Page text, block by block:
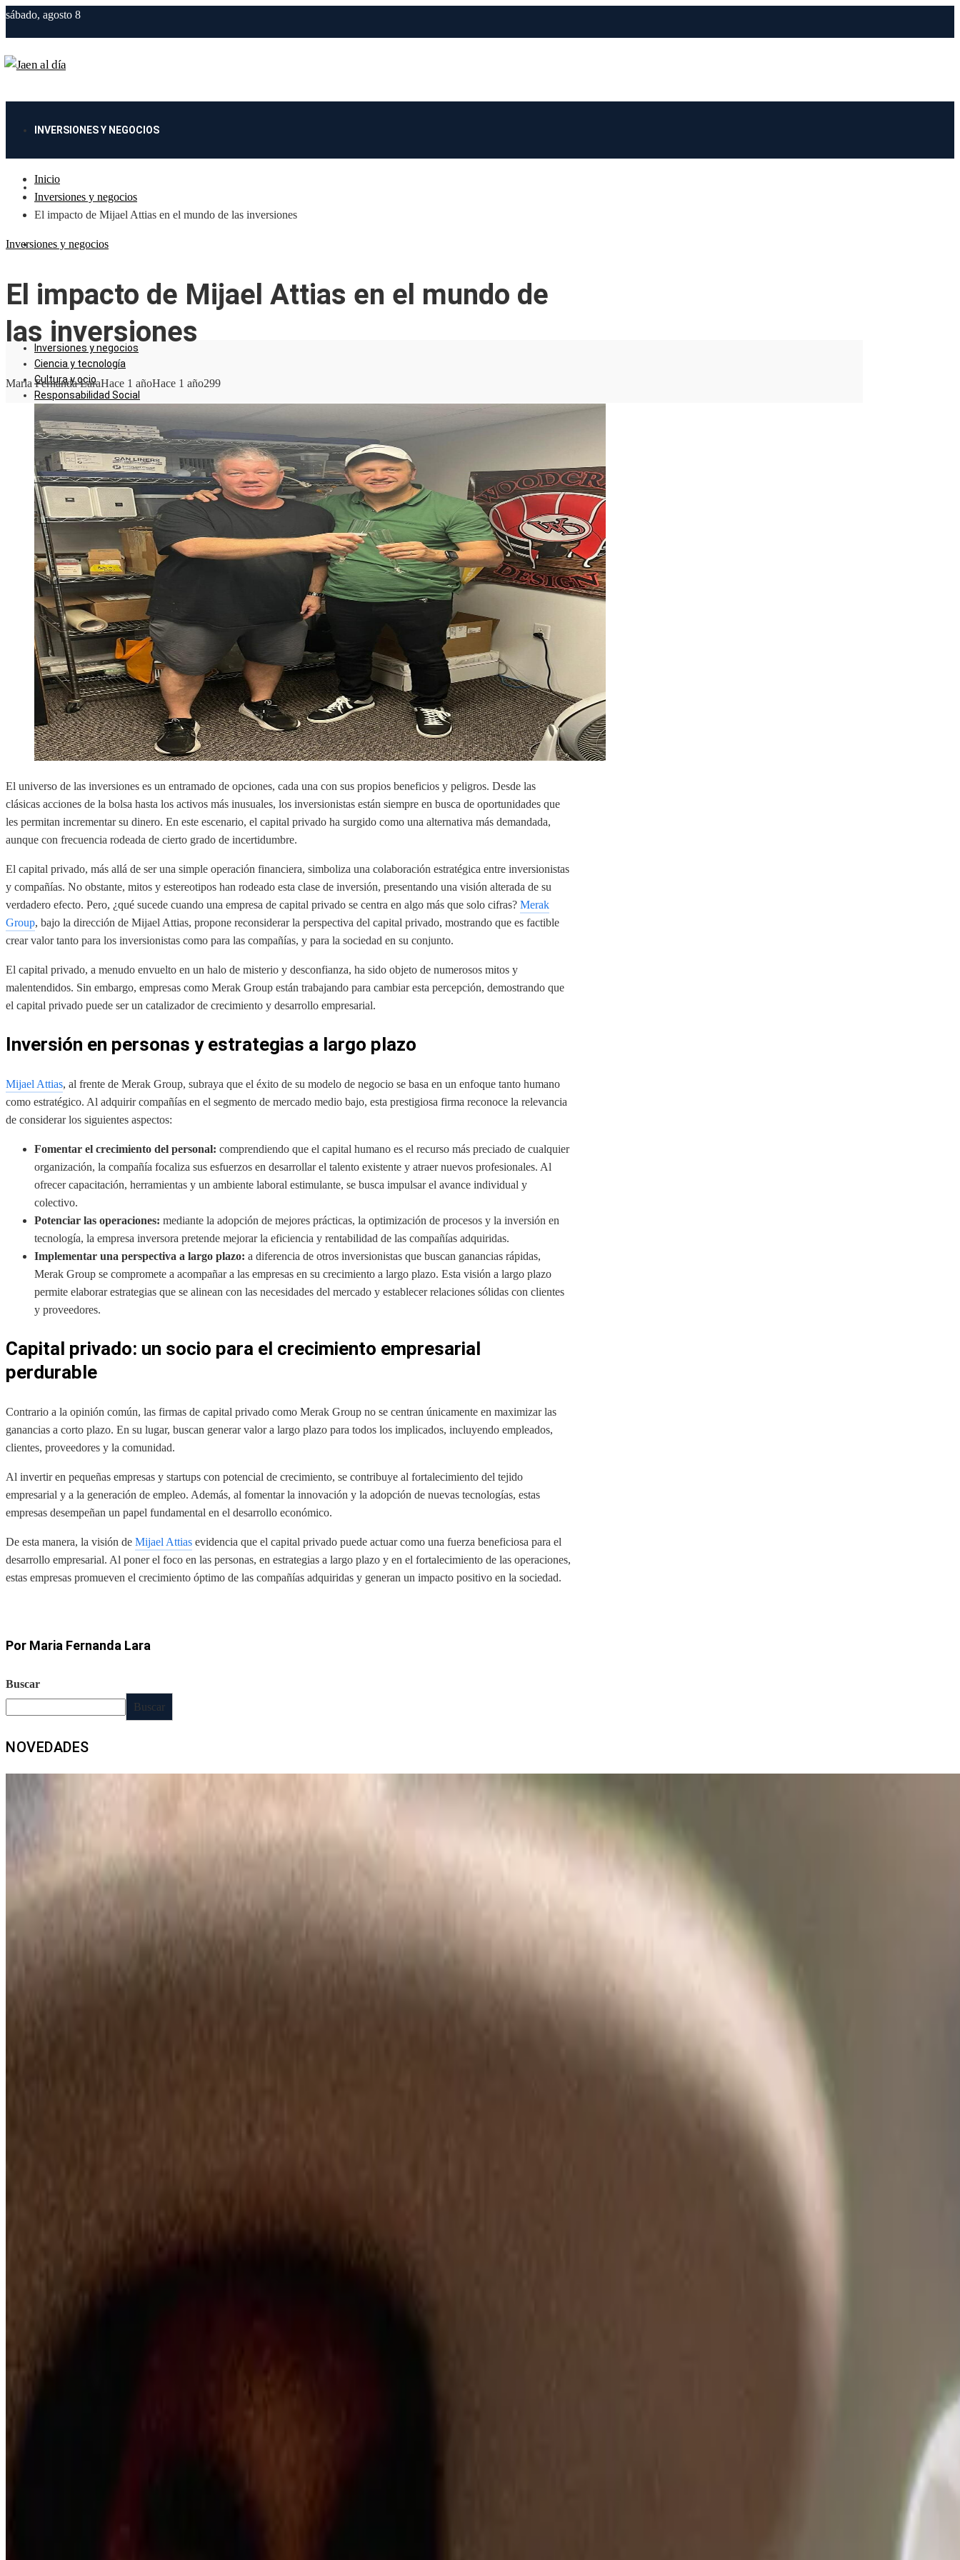
sábado, agosto 8
INVERSIONES Y NEGOCIOS
CIENCIA Y TECNOLOGÍA
CULTURA Y OCIO
RESPONSABILIDAD SOCIAL
Inversiones y negocios
Ciencia y tecnología
Cultura y ocio
Responsabilidad Social
Inicio
Inversiones y negocios
El impacto de Mijael Attias en el mundo de las inversiones
Inversiones y negocios
El impacto de Mijael Attias en el mundo de
las inversiones
Maria Fernanda LaraHace 1 añoHace 1 año299
El universo de las inversiones es un entramado de opciones, cada una con sus propios beneficios y peligros. Desde las
clásicas acciones de la bolsa hasta los activos más inusuales, los inversionistas están siempre en busca de oportunidades que
les permitan incrementar su dinero. En este escenario, el capital privado ha surgido como una alternativa más demandada,
aunque con frecuencia rodeada de cierto grado de incertidumbre.
El capital privado, más allá de ser una simple operación financiera, simboliza una colaboración estratégica entre inversionistas
y compañías. No obstante, mitos y estereotipos han rodeado esta clase de inversión, presentando una visión alterada de su
verdadero efecto. Pero, ¿qué sucede cuando una empresa de capital privado se centra en algo más que solo cifras? Merak
Group, bajo la dirección de Mijael Attias, propone reconsiderar la perspectiva del capital privado, mostrando que es factible
crear valor tanto para los inversionistas como para las compañías, y para la sociedad en su conjunto.
El capital privado, a menudo envuelto en un halo de misterio y desconfianza, ha sido objeto de numerosos mitos y
malentendidos. Sin embargo, empresas como Merak Group están trabajando para cambiar esta percepción, demostrando que
el capital privado puede ser un catalizador de crecimiento y desarrollo empresarial.
Inversión en personas y estrategias a largo plazo
Mijael Attias, al frente de Merak Group, subraya que el éxito de su modelo de negocio se basa en un enfoque tanto humano
como estratégico. Al adquirir compañías en el segmento de mercado medio bajo, esta prestigiosa firma reconoce la relevancia
de considerar los siguientes aspectos:
Fomentar el crecimiento del personal: comprendiendo que el capital humano es el recurso más preciado de cualquier
organización, la compañía focaliza sus esfuerzos en desarrollar el talento existente y atraer nuevos profesionales. Al
ofrecer capacitación, herramientas y un ambiente laboral estimulante, se busca impulsar el avance individual y
colectivo.
Potenciar las operaciones: mediante la adopción de mejores prácticas, la optimización de procesos y la inversión en
tecnología, la empresa inversora pretende mejorar la eficiencia y rentabilidad de las compañías adquiridas.
Implementar una perspectiva a largo plazo: a diferencia de otros inversionistas que buscan ganancias rápidas,
Merak Group se compromete a acompañar a las empresas en su crecimiento a largo plazo. Esta visión a largo plazo
permite elaborar estrategias que se alinean con las necesidades del mercado y establecer relaciones sólidas con clientes
y proveedores.
Capital privado: un socio para el crecimiento empresarial
perdurable
Contrario a la opinión común, las firmas de capital privado como Merak Group no se centran únicamente en maximizar las
ganancias a corto plazo. En su lugar, buscan generar valor a largo plazo para todos los implicados, incluyendo empleados,
clientes, proveedores y la comunidad.
Al invertir en pequeñas empresas y startups con potencial de crecimiento, se contribuye al fortalecimiento del tejido
empresarial y a la generación de empleo. Además, al fomentar la innovación y la adopción de nuevas tecnologías, estas
empresas desempeñan un papel fundamental en el desarrollo económico.
De esta manera, la visión de Mijael Attias evidencia que el capital privado puede actuar como una fuerza beneficiosa para el
desarrollo empresarial. Al poner el foco en las personas, en estrategias a largo plazo y en el fortalecimiento de las operaciones,
estas empresas promueven el crecimiento óptimo de las compañías adquiridas y generan un impacto positivo en la sociedad.
Por Maria Fernanda Lara
Buscar
Buscar
NOVEDADES